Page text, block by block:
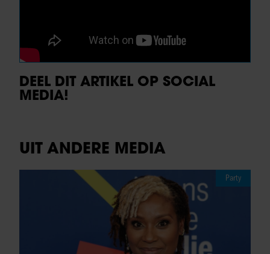
DEEL DIT ARTIKEL OP SOCIAL
MEDIA!
UIT ANDERE MEDIA
Party